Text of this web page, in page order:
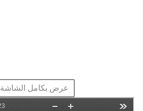
عرض بكامل الشاشة